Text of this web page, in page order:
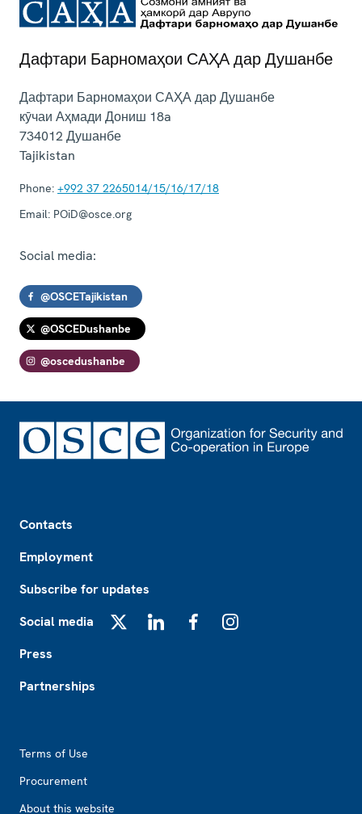
Дафтари Барномаҳои САҲА дар Душанбе
Дафтари Барномаҳои САҲА дар Душанбе
кӯчаи Аҳмади Дониш 18a
734012Душанбе
Tajikistan
Phone: +992 37 2265014/15/16/17/18
Email: POiD@osce.org
Social media:
@OSCETajikistan
@OSCEDushanbe
@oscedushanbe
Contacts
Employment
Subscribe for updates
Social media
Press
Partnerships
Terms of Use
Procurement
About this website